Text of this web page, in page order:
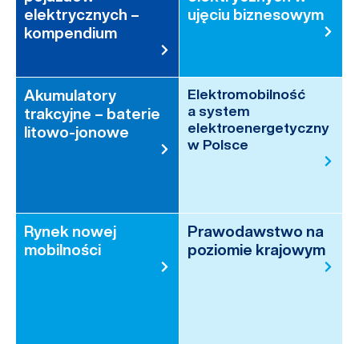
elektrycznych –
kompendium
ujęciu biznesowym
Akumulatory
trakcyjne – baterie
litowo-jonowe
Elektromobilność
a system
elektroenergetyczny
w Polsce
Rynek nowej
mobilności
Prawodawstwo na
poziomie krajowym